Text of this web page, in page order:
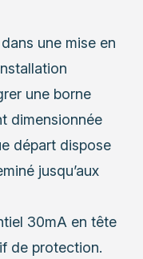
une mise en
une borne
dimensionnée
départ dispose
jusqu’aux
30mA en tête
de protection.